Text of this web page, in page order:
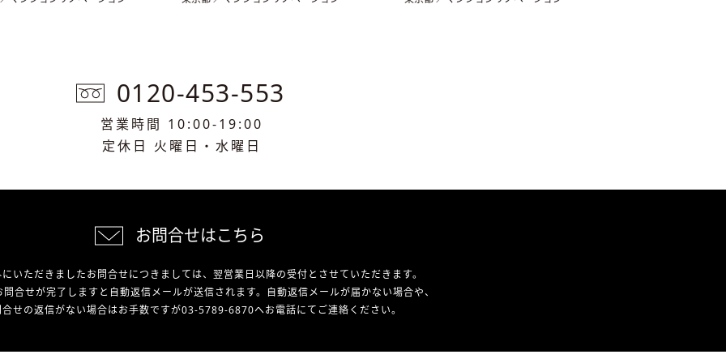
0120-453-553
営業時間 10:00-19:00
定休日 火曜日・水曜日
お問合せはこちら
いただきましたお問合せにつきましては、翌営業日以降の受付とさせていただきます。
合せが完了しますと自動返信メールが送信されます。自動返信メールが届かない場合や、
せの返信がない場合はお手数ですが03-5789-6870へお電話にてご連絡ください。